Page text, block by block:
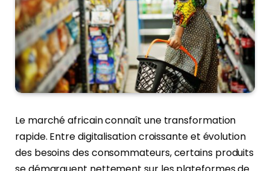
Le marché africain connaît une transformation
rapide. Entre digitalisation croissante et évolution
des besoins des consommateurs, certains produits